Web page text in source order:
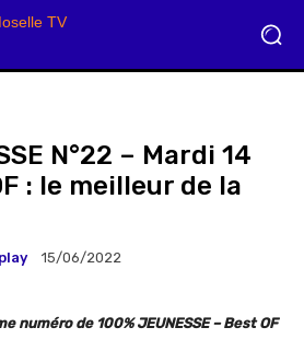
N°22 – Mardi 14
: le meilleur de la
15/06/2022
numéro de 100% JEUNESSE – Best OF